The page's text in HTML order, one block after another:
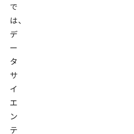
で
は、
デ
ー
タ
サ
イ
エ
ン
テ